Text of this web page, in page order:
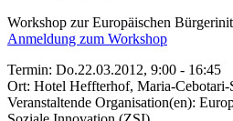
Workshop zur Europäischen
Anmeldung zum Workshop
Termin: Do.22.03.2012, 9:00 - 16:45
Ort: Hotel Heffterhof, Maria-Cebotari-
Veranstaltende Organisation(en):